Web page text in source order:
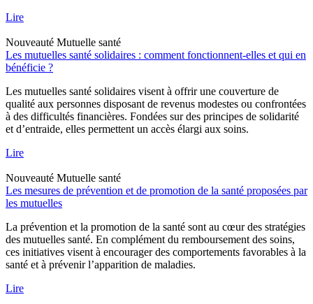
Lire
Nouveauté Mutuelle santé
Les mutuelles santé solidaires : comment fonctionnent-elles et qui en
bénéficie ?
Les mutuelles santé solidaires visent à offrir une couverture de
qualité aux personnes disposant de revenus modestes ou confrontées
à des difficultés financières. Fondées sur des principes de solidarité
et d’entraide, elles permettent un accès élargi aux soins.
Lire
Nouveauté Mutuelle santé
Les mesures de prévention et de promotion de la santé proposées par
les mutuelles
La prévention et la promotion de la santé sont au cœur des stratégies
des mutuelles santé. En complément du remboursement des soins,
ces initiatives visent à encourager des comportements favorables à la
santé et à prévenir l’apparition de maladies.
Lire